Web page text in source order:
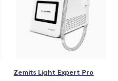
Zemits Light Expert Pro